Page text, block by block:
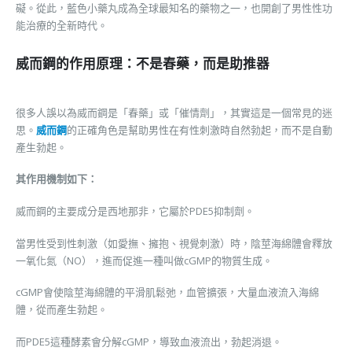
礙。從此，藍色小藥丸成為全球最知名的藥物之一，也開創了男性性功
能治療的全新時代。
威而鋼的作用原理：不是春藥，而是助推器
很多人誤以為威而鋼是「春藥」或「催情劑」，其實這是一個常見的迷
思。 威而鋼的正確角色是幫助男性在有性刺激時自然勃起，而不是自動
產生勃起。
其作用機制如下：
威而鋼的主要成分是西地那非，它屬於PDE5抑制劑。
當男性受到性刺激（如愛撫、擁抱、視覺刺激）時，陰莖海綿體會釋放
一氧化氮（NO），進而促進一種叫做cGMP的物質生成。
cGMP會使陰莖海綿體的平滑肌鬆弛，血管擴張，大量血液流入海綿
體，從而產生勃起。
而PDE5這種酵素會分解cGMP，導致血液流出，勃起消退。